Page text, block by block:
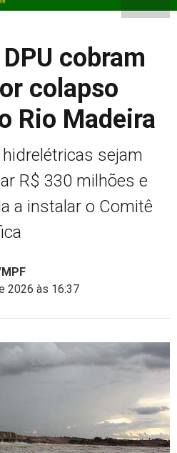
cobram
colapso
Rio Madeira
sejam
R$ 330 milhões e
a instalar o Comitê
2026 às 16:37